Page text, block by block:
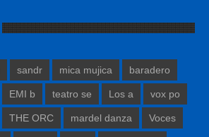
sandr mica mujica baradero
EMI b teatro se Los a vox po
THE ORC mardel danza Voces